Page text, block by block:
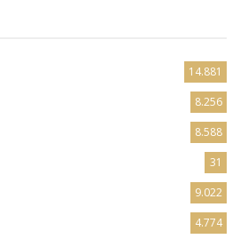
14.881
8.256
8.588
31
9.022
4.774